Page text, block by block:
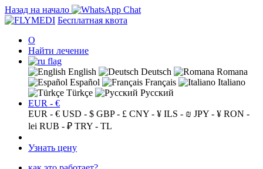
Назад на начало
Бесплатная квота
О
Найти лечение
English Deutsch
Romana
Español
Français
Italiano
Türkçe
Русский
EUR - €
EUR - € USD - $ GBP - £ CNY - ¥ ILS - ₪ JPY - ¥ RON -
lei RUB - ₽ TRY - TL
Узнать цену